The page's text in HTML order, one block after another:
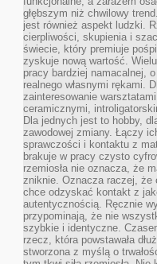
głębszym niż chwilowy
jest również aspekt ludzki.
cierpliwości, skupienia i
świecie, który premiuje
zyskuje nową wartość.
pracy bardziej namacalnej,
realnego własnymi rękami.
zainteresowanie
ceramicznymi,
Dla jednych jest to hobby,
zawodowej zmiany. Łączy
sprawczości i kontaktu z
brakuje w pracy czysto
rzemiosła nie oznacza, że
zniknie. Oznacza raczej, że
chce odzyskać kontakt z
autentycznością. Ręcznie
przypominają, że nie
szybkie i identyczne.
rzecz, która powstawała
stworzona z myślą o